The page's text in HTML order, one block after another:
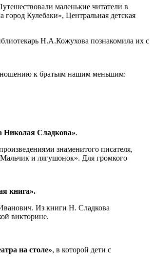
маленькие читатели в
Кулебаки», Центральная детская
Н.А.Кожухова познакомила их с
к братьям нашим меньшим:
Николая Сладкова».
знаменитого писателя,
и лягушонок». Для громкого
книга».
Из книги Н. Сладкова
викторине.
на столе», в которой дети с